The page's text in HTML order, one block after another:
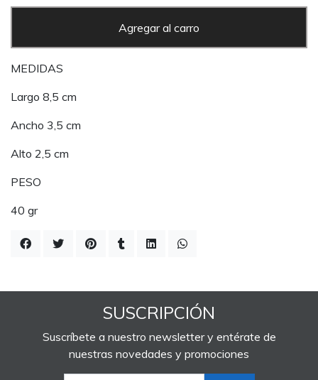
Agregar al carro
MEDIDAS
Largo 8,5 cm
Ancho 3,5 cm
Alto 2,5 cm
PESO
40 gr
SUSCRIPCIÓN
Suscríbete a nuestro newsletter y entérate de
nuestras novedades y promociones